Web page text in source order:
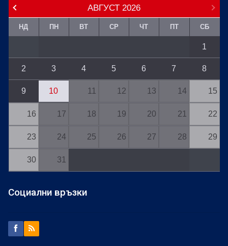
АВГУСТ 2026
НД ПН ВТ СР ЧТ ПТ СБ
1
2 3 4 5 6 7 8
9 10 11 12 13 14 15
16 17 18 19 20 21 22
23 24 25 26 27 28 29
30 31
Социални връзки